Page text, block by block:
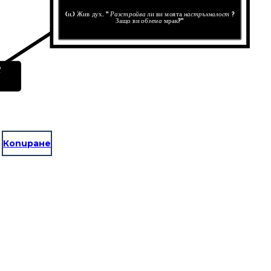
(н.) Жив дух. "Разстройвали ви моятанастръхналост ?
Защо виобзема мрак?"
Копиране